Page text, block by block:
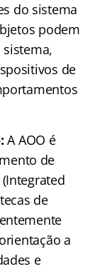
do sistema
podem
de
A AOO é
de
de
a
e